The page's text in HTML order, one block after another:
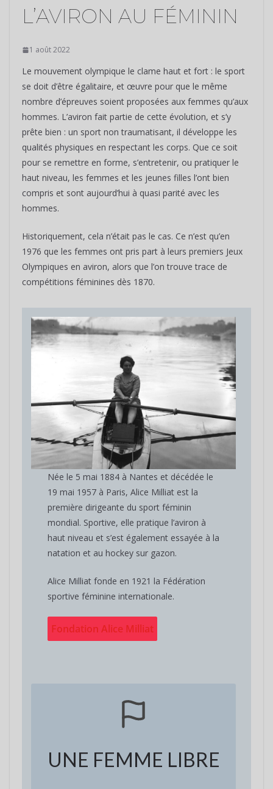
L’AVIRON AU FÉMININ
1 août 2022
Le mouvement olympique le clame haut et fort : le sport
se doit d’être égalitaire, et œuvre pour que le même
nombre d’épreuves soient proposées aux femmes qu’aux
hommes. L’aviron fait partie de cette évolution, et s’y
prête bien : un sport non traumatisant, il développe les
qualités physiques en respectant les corps. Que ce soit
pour se remettre en forme, s’entretenir, ou pratiquer le
haut niveau, les femmes et les jeunes filles l’ont bien
compris et sont aujourd’hui à quasi parité avec les
hommes.
Historiquement, cela n’était pas le cas. Ce n’est qu’en
1976 que les femmes ont pris part à leurs premiers Jeux
Olympiques en aviron, alors que l’on trouve trace de
compétitions féminines dès 1870.
Née le 5 mai 1884 à Nantes et décédée le
19 mai 1957 à Paris, Alice Milliat est la
première dirigeante du sport féminin
mondial. Sportive, elle pratique l’aviron à
haut niveau et s’est également essayée à la
natation et au hockey sur gazon.
Alice Milliat fonde en 1921 la Fédération
sportive féminine internationale.
Fondation Alice Milliat
UNE FEMME LIBRE